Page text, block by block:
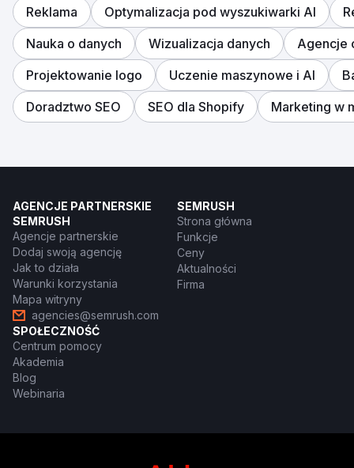
Reklama Optymalizacja pod wyszukiwarki AI
Nauka o danych
Wizualizacja danych
Agencje
Projektowanie logo
Uczenie maszynowe i AI
Doradztwo SEO
SEO dla Shopify Marketing w
AGENCJE PARTNERSKIE
SEMRUSH
Agencje partnerskie
Dodaj swoją agencję
Jak to działa
Warunki korzystania
Mapa witryny
agencies@semrush.com
SEMRUSH
Strona główna
Funkcje
Ceny
Aktualności
Firma
SPOŁECZNOŚĆ
Centrum pomocy
Akademia
Blog
Webinaria